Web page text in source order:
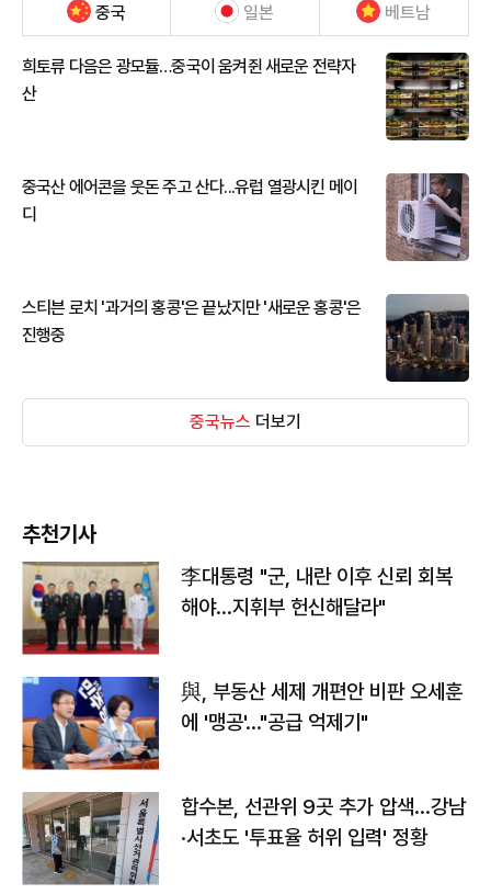
중국 일본 베트남
희토류 다음은 광모듈…중국이 움켜쥔 새로운 전략자
산
중국산 에어콘을 웃돈 주고 산다...유럽 열광시킨 메이
디
스티븐 로치 '과거의 홍콩'은 끝났지만 '새로운 홍콩'은
진행중
중국뉴스 더보기
추천기사
李대통령 "군, 내란 이후 신뢰 회복
해야…지휘부 헌신해달라"
與, 부동산 세제 개편안 비판 오세훈
에 '맹공'…"공급 억제기"
합수본, 선관위 9곳 추가 압색…강남
·서초도 '투표율 허위 입력' 정황